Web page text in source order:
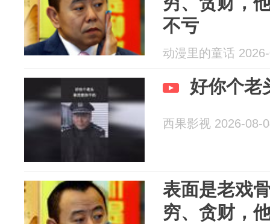
不亏
动漫里的童话
好你个老
西果影视 2026-08-
表面是老戏
穷、贪财，